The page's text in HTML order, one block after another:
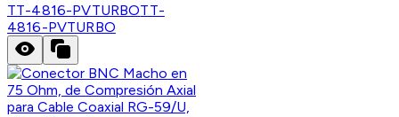
TT-4816-PVTURBOTT-
4816-PVTURBO